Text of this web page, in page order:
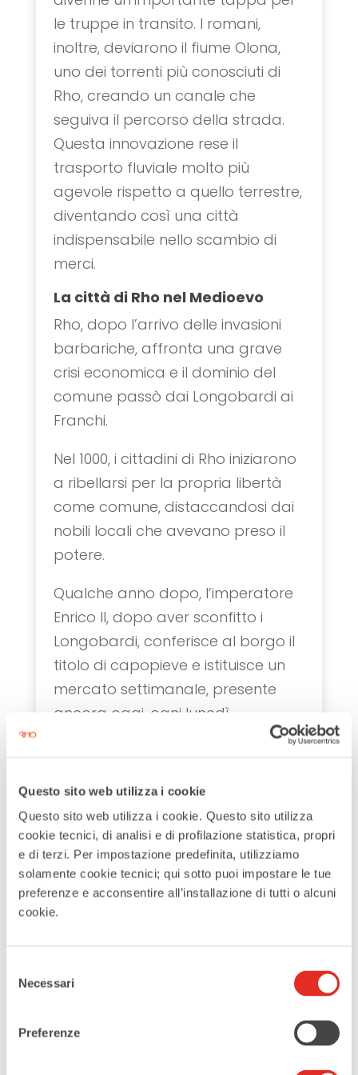
Questo sito web utilizza i cookie
Questo sito web utilizza i cookie. Questo sito utilizza
cookie tecnici, di analisi e di profilazione statistica, propri
e di terzi. Per impostazione predefinita, utilizziamo
solamente cookie tecnici; qui sotto puoi impostare le tue
preferenze e acconsentire all’installazione di tutti o alcuni
cookie.
delNecessari
Preferenze
le truppe in transito. I romani,
inoltre, deviarono il fiume Olona,
uno dei torrenti più conosciuti di
Rho, creando un canale che
seguiva il percorso della strada.
Questa innovazione rese il
trasporto fluviale molto più
agevole rispetto a quello terrestre,
diventando così una città
indispensabile nello scambio di
merci.
La città di Rho nel Medioevo
Rho, dopo l’arrivo delle invasioni
barbariche, affronta una grave
crisi economica e il dominio del
comune passò dai Longobardi ai
Franchi.
Nel 1000, i cittadini di Rho iniziarono
a ribellarsi per la propria libertà
come comune, distaccandosi dai
nobili locali che avevano preso il
potere.
Qualche anno dopo, l’imperatore
Enrico II, dopo aver sconfitto i
Longobardi, conferisce al borgo il
titolo di capopieve e istituisce un
mercato settimanale, presente
ancora oggi, ogni lunedì.
Barbarossa distrusse Rho durante
l’assedio di Milano, per fortuna la
città venne ricostruita
rapidamente. Tuttavia, nel 1300,
Rho fu conquistata da Milano.
attratti dalla fertile terra e
grandiosi, la maggior parte dei